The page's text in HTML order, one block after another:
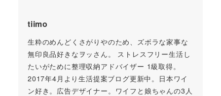
tiimo
生粋のめんどくさがりやのため、ズボラな家事な
無印良品好きなヲッさん。 ストレスフリー生活し
たいがために整理収納アドバイザー 1級取得。
2017年4月より生活提案ブログ更新中。日本ワイ
ン好き。広告デザイナー。ワイフと娘ちゃんの3人